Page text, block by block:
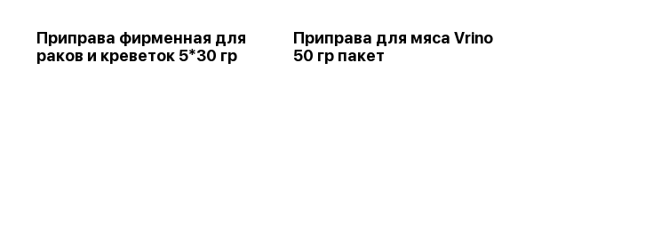
Приправа фирменная для
раков и креветок 5*30 гр
Приправа для мяса Vrino
50 гр пакет